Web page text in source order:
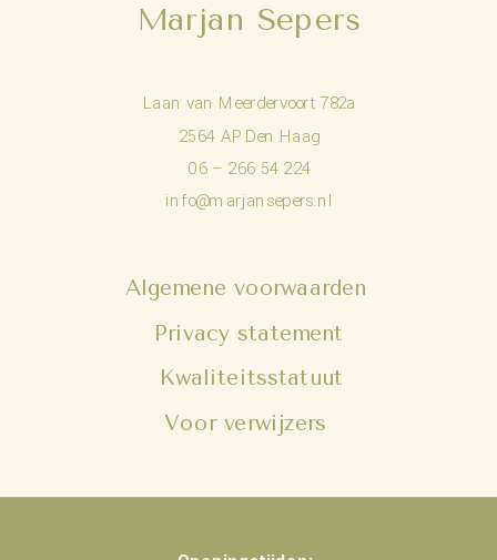
Marjan Sepers
Laan van Meerdervoort 782a
2564 AP Den Haag
06 – 266 54 224
info@marjansepers.nl
Voor verwijzers
Kwaliteitsstatuut
Privacy statement
Algemene voorwaarden